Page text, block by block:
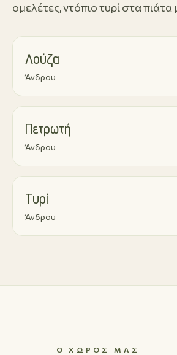
ομελέτες, ντόπιο τυρί στα πιάτα
Λούζα
Άνδρου
Πετρωτή
Άνδρου
Τυρί
Άνδρου
Ο ΧΏΡΟΣ ΜΑΣ